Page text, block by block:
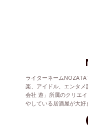
ライターネーム
楽、アイドル、エンタ
会社 遊」所属のクリエ
やしている居酒屋が大好